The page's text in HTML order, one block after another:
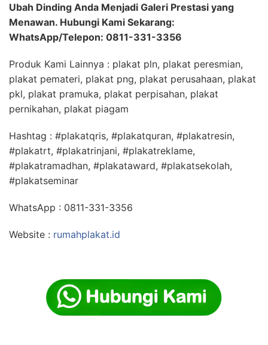
Ubah Dinding Anda Menjadi Galeri Prestasi yang
Menawan. Hubungi Kami Sekarang:
WhatsApp/Telepon: 0811-331-3356
Produk Kami Lainnya : plakat pln, plakat peresmian,
plakat pemateri, plakat png, plakat perusahaan, plakat
pkl, plakat pramuka, plakat perpisahan, plakat
pernikahan, plakat piagam
Hashtag : #plakatqris, #plakatquran, #plakatresin,
#plakatrt, #plakatrinjani, #plakatreklame,
#plakatramadhan, #plakataward, #plakatsekolah,
#plakatseminar
WhatsApp : 0811-331-3356
Website : rumahplakat.id